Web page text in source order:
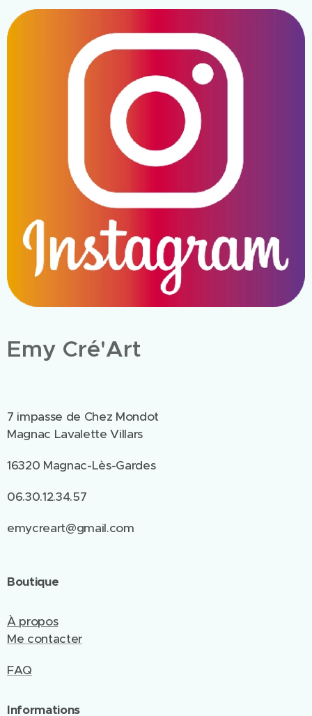
Emy Cré'Art
7 impasse de Chez Mondot
Magnac Lavalette Villars
16320 Magnac-Lès-Gardes
06.30.12.34.57
emycreart@gmail.com
Boutique
À propos
Me contacter
FAQ
Informations